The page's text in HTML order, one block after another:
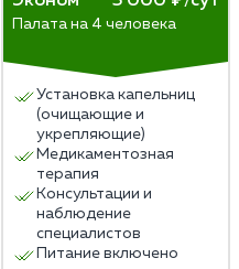
Палата на 4 человека
Установка капельниц
(очищающие и
укрепляющие)
Медикаментозная
терапия
Консультации и
наблюдение
специалистов
Питание включено